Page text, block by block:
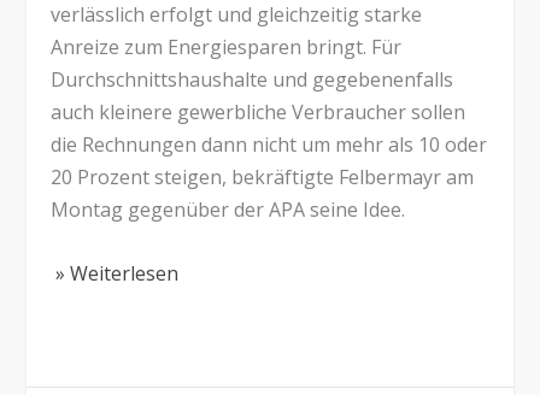
verlässlich erfolgt und gleichzeitig starke
Anreize zum Energiesparen bringt. Für
Durchschnittshaushalte und gegebenenfalls
auch kleinere gewerbliche Verbraucher sollen
die Rechnungen dann nicht um mehr als 10 oder
20 Prozent steigen, bekräftigte Felbermayr am
Montag gegenüber der APA seine Idee.
» Weiterlesen